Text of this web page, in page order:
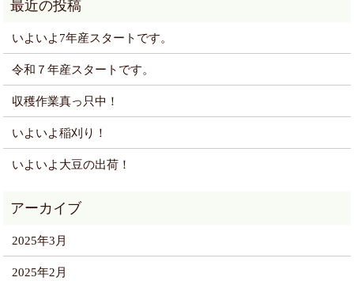
いよいよ7年産スタートです。
令和７年産スタートです。
収穫作業真っ只中！
いよいよ稲刈り！
いよいよ大豆の出荷！
2025年3月
2025年2月